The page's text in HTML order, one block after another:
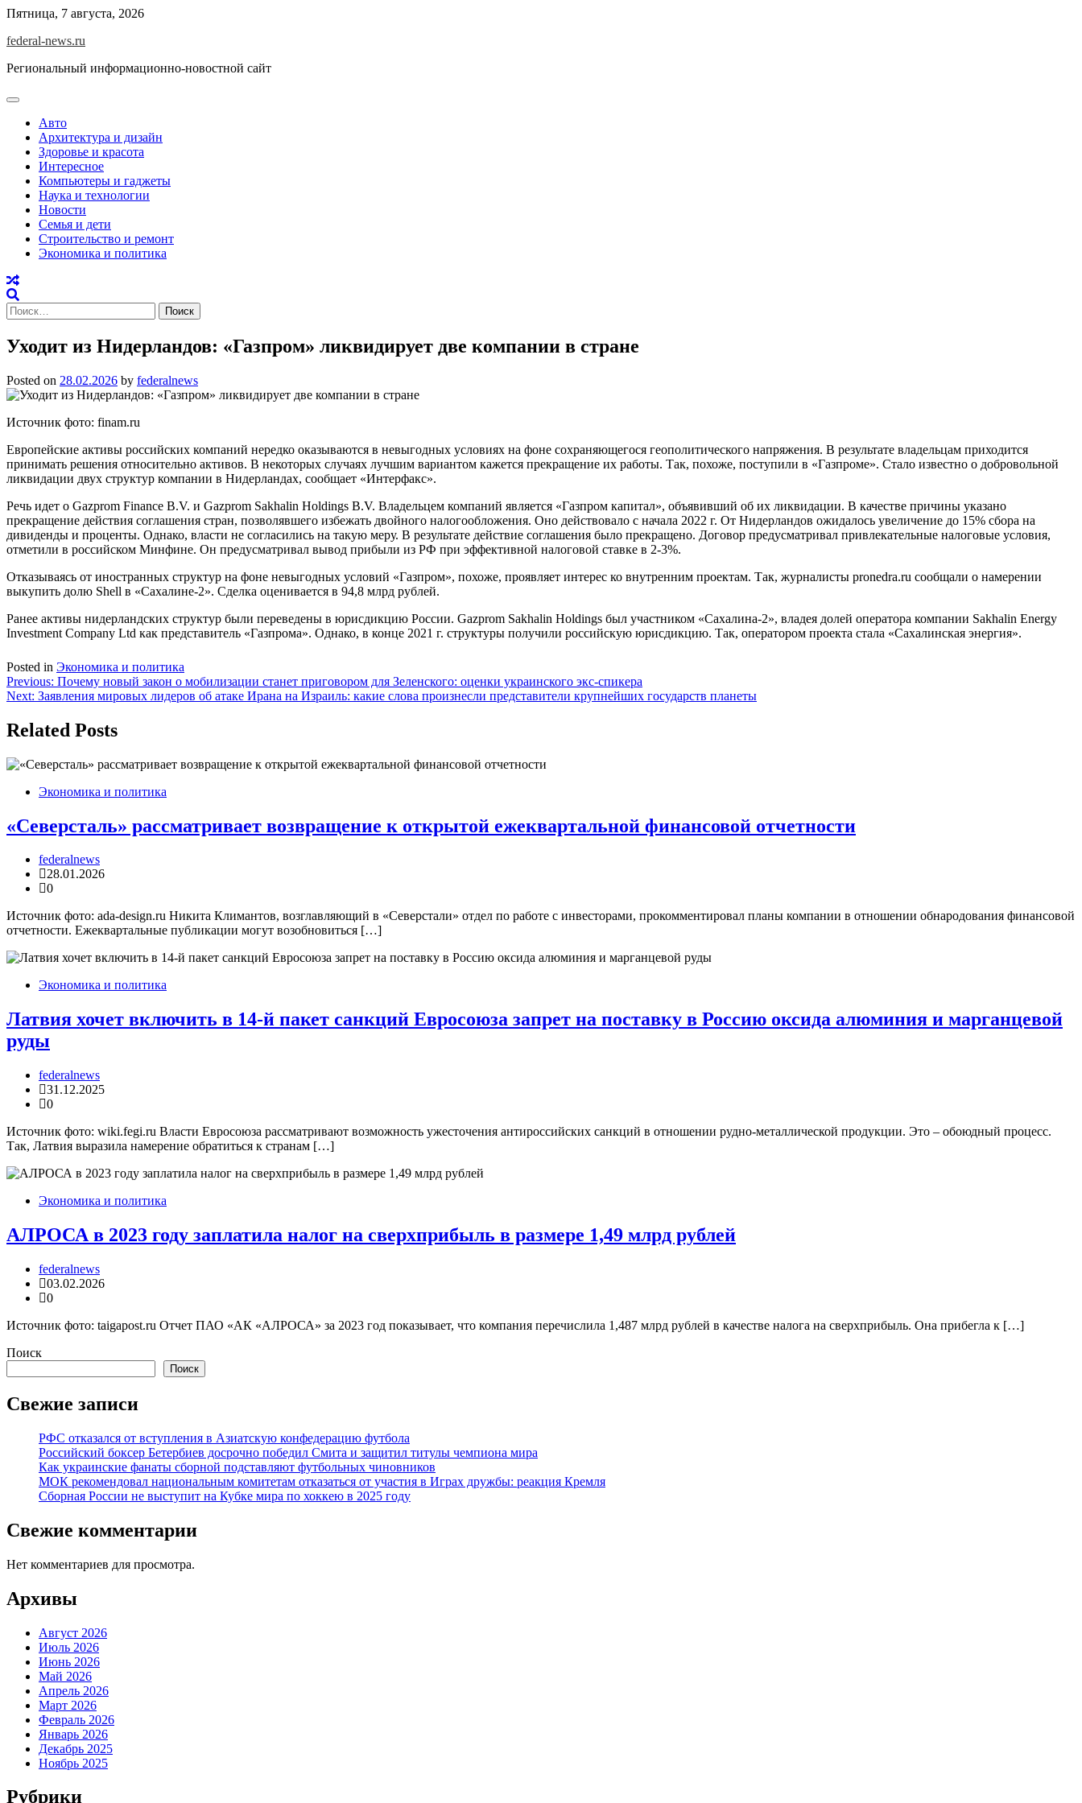
Skip
content
Пятница, 7 августа, 2026
federal-news.ru
Региональный информационно-новостной сайт
Авто
Архитектура и дизайн
Здоровье и красота
Интересное
Компьютеры и гаджеты
Наука и технологии
Новости
Семья и дети
Строительство и ремонт
Экономика и политика
Найти:
Уходит из Нидерландов: «Газпром» ликвидирует две компании в стране
Posted on 28.02.2026 by federalnews
Источник фото: finam.ru
Европейские активы российских компаний нередко оказываются в невыгодных условиях на фоне сохраняющегося геополитического напряжения. В результате владельцам приходится
принимать решения относительно активов. В некоторых случаях лучшим вариантом кажется прекращение их работы. Так, похоже, поступили в «Газпроме». Стало известно о добровольной
ликвидации двух структур компании в Нидерландах, сообщает «Интерфакс».
Речь идет о Gazprom Finance B.V. и Gazprom Sakhalin Holdings B.V. Владельцем компаний является «Газпром капитал», объявивший об их ликвидации. В качестве причины указано
прекращение действия соглашения стран, позволявшего избежать двойного налогообложения. Оно действовало с начала 2022 г. От Нидерландов ожидалось увеличение до 15% сбора на
дивиденды и проценты. Однако, власти не согласились на такую меру. В результате действие соглашения было прекращено. Договор предусматривал привлекательные налоговые условия,
отметили в российском Минфине. Он предусматривал вывод прибыли из РФ при эффективной налоговой ставке в 2-3%.
Отказываясь от иностранных структур на фоне невыгодных условий «Газпром», похоже, проявляет интерес ко внутренним проектам. Так, журналисты pronedra.ru сообщали о намерении
выкупить долю Shell в «Сахалине-2». Сделка оценивается в 94,8 млрд рублей.
Ранее активы нидерландских структур были переведены в юрисдикцию России. Gazprom Sakhalin Holdings был участником «Сахалина-2», владея долей оператора компании Sakhalin Energy
Investment Company Ltd как представитель «Газпрома». Однако, в конце 2021 г. структуры получили российскую юрисдикцию. Так, оператором проекта стала «Сахалинская энергия».
Posted in Экономика и политика
Навигация
по
записям
Previous: Почему новый закон о мобилизации станет приговором для Зеленского: оценки украинского экс-спикера
Next: Заявления мировых лидеров об атаке Ирана на Израиль: какие слова произнесли представители крупнейших государств планеты
Related Posts
Экономика и политика
«Северсталь» рассматривает возвращение к открытой ежеквартальной финансовой отчетности
federalnews
28.01.2026
0
Источник фото: ada-design.ru Никита Климантов, возглавляющий в «Северстали» отдел по работе с инвесторами, прокомментировал планы компании в отношении обнародования финансовой
отчетности. Ежеквартальные публикации могут возобновиться […]
Экономика и политика
Латвия хочет включить в 14-й пакет санкций Евросоюза запрет на поставку в Россию оксида алюминия и марганцевой
руды
federalnews
31.12.2025
0
Источник фото: wiki.fegi.ru Власти Евросоюза рассматривают возможность ужесточения антироссийских санкций в отношении рудно-металлической продукции. Это – обоюдный процесс.
Так, Латвия выразила намерение обратиться к странам […]
Экономика и политика
АЛРОСА в 2023 году заплатила налог на сверхприбыль в размере 1,49 млрд рублей
federalnews
03.02.2026
0
Источник фото: taigapost.ru Отчет ПАО «АК «АЛРОСА» за 2023 год показывает, что компания перечислила 1,487 млрд рублей в качестве налога на сверхприбыль. Она прибегла к […]
Поиск
Поиск
Свежие записи
РФС отказался от вступления в Азиатскую конфедерацию футбола
Российский боксер Бетербиев досрочно победил Смита и защитил титулы чемпиона мира
Как украинские фанаты сборной подставляют футбольных чиновников
МОК рекомендовал национальным комитетам отказаться от участия в Играх дружбы: реакция Кремля
Сборная России не выступит на Кубке мира по хоккею в 2025 году
Свежие комментарии
Нет комментариев для просмотра.
Архивы
Август 2026
Июль 2026
Июнь 2026
Май 2026
Апрель 2026
Март 2026
Февраль 2026
Январь 2026
Декабрь 2025
Ноябрь 2025
Рубрики